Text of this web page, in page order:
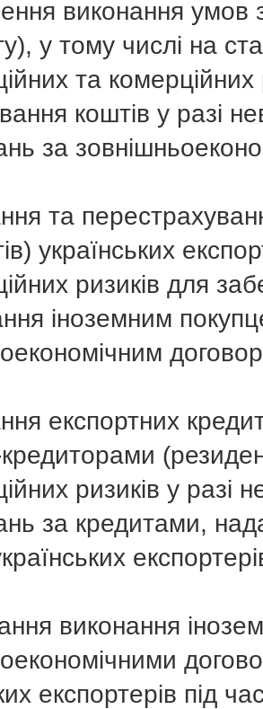
виконання умов
у тому числі на
та
коштів у разі
за
та
українських
ризиків для
іноземним
експортних
ризиків у разі
за кредитами,
виконання
експортерів під